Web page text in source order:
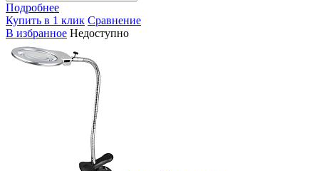
Подробнее
Купить в 1 клик Сравнение
В избранное Недоступно